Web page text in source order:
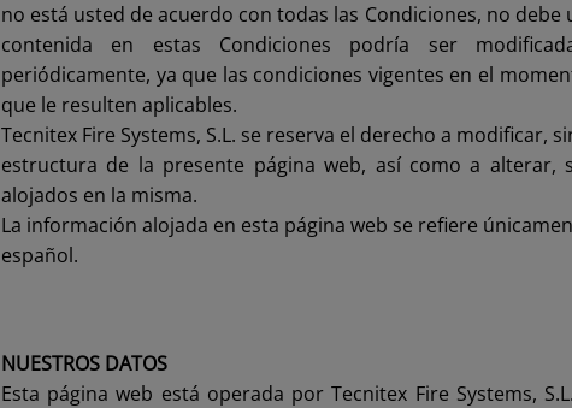
no está usted de acuerdo con todas las Condiciones, no
contenida en estas Condiciones podría ser
periódicamente, ya que las condiciones vigentes en el
que le resulten aplicables.
Tecnitex Fire Systems, S.L. se reserva el derecho a modificar,
estructura de la presente página web, así como a
alojados en la misma.
La información alojada en esta página web se refiere
español.
NUESTROS DATOS
Esta página web está operada por Tecnitex Fire Systems,